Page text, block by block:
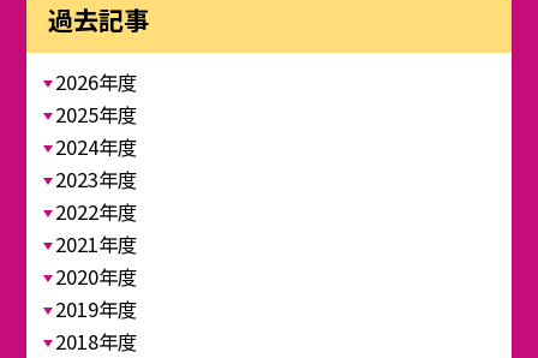
過去記事
2026年度
2025年度
2024年度
2023年度
2022年度
2021年度
2020年度
2019年度
2018年度